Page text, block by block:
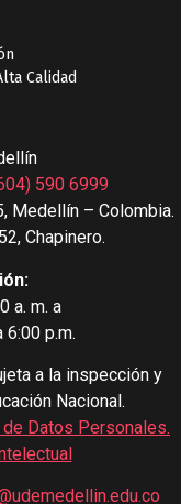
Calidad
590 6999
Medellín – Colombia.
Chapinero.
a. m. a
6:00 p.m.
a la inspección y
Nacional.
Datos Personales.